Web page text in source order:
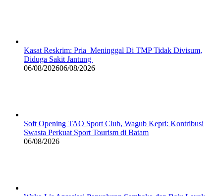
Kasat Reskrim: Pria Meninggal Di TMP Tidak Divisum,
Diduga Sakit Jantung
06/08/202606/08/2026
Soft Opening TAO Sport Club, Wagub Kepri: Kontribusi
Swasta Perkuat Sport Tourism di Batam
06/08/2026